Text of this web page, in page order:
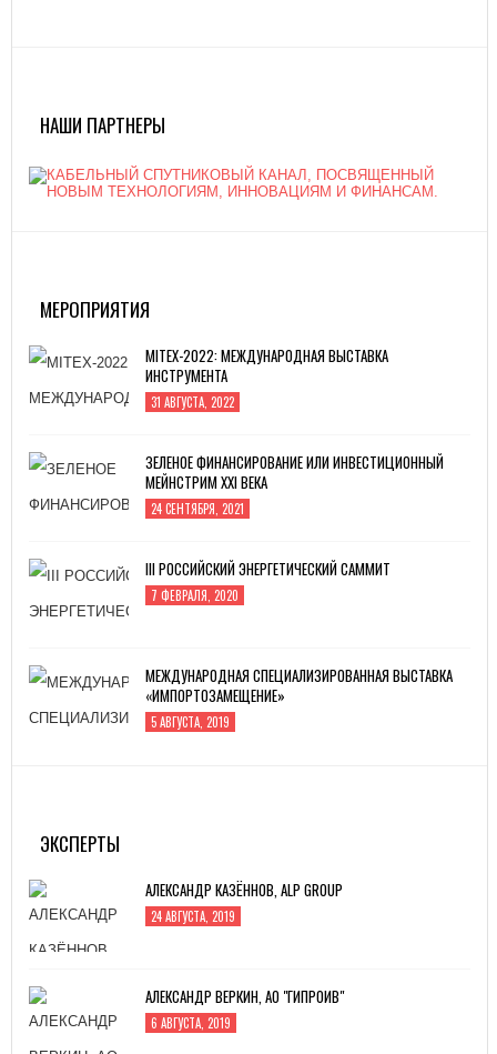
НАШИ ПАРТНЕРЫ
МЕРОПРИЯТИЯ
MITEX-2022: МЕЖДУНАРОДНАЯ ВЫСТАВКА
ИНСТРУМЕНТА
31 АВГУСТА, 2022
ЗЕЛЕНОЕ ФИНАНСИРОВАНИЕ ИЛИ ИНВЕСТИЦИОННЫЙ
МЕЙНСТРИМ XXI ВЕКА
24 СЕНТЯБРЯ, 2021
III РОССИЙСКИЙ ЭНЕРГЕТИЧЕСКИЙ САММИТ
7 ФЕВРАЛЯ, 2020
МЕЖДУНАРОДНАЯ СПЕЦИАЛИЗИРОВАННАЯ ВЫСТАВКА
«ИМПОРТОЗАМЕЩЕНИЕ»
5 АВГУСТА, 2019
ЭКСПЕРТЫ
АЛЕКСАНДР КАЗЁННОВ, ALP GROUP
24 АВГУСТА, 2019
АЛЕКСАНДР ВЕРКИН, АО "ГИПРОИВ"
6 АВГУСТА, 2019